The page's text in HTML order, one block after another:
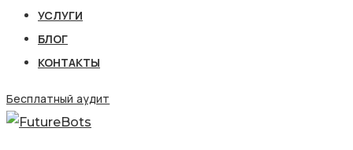
УСЛУГИ
БЛОГ
КОНТАКТЫ
Бесплатный аудит